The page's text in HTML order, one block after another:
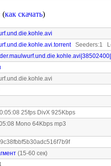
(как скачать)
Seeders:1
25fps DivX 925Kbps
Mono 64Kbps mp3
(15-60 сек)